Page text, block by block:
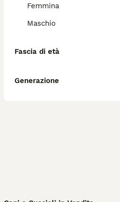
Femmina
Maschio
Fascia di età
Generazione